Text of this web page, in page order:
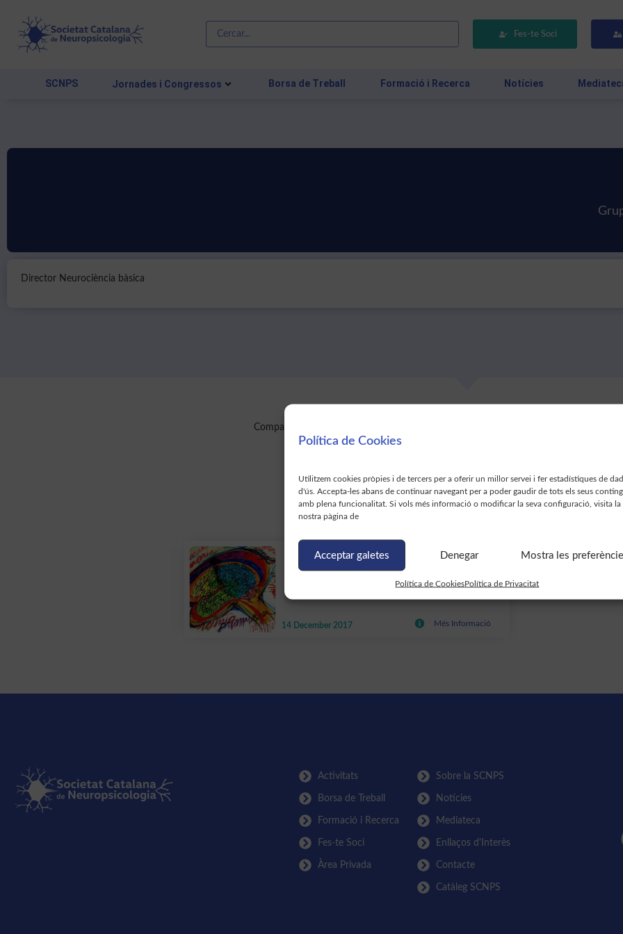
Política de Cookies
Utilitzem cookies pròpies i de tercers per a oferir un millor servei i fer estadístiques de
d'ús. Accepta-les abans de continuar navegant per a poder gaudir de tots els seus
amb plena funcionalitat. Si vols més informació o modificar la seva configuració, visita la
nostra pàgina de
Acceptar galetes Denegar Mostra les
Política de CookiesPolítica de Privacitat
Fes-te Soci
SCNPS Jornades i Congressos Borsa de Treball Formació i Recerca Notícies
Director Neurociència bàsica
Comparteix aquesta fitxa a:
Ponències de Diego Redolar Ripoll
Neuropsicologia Clínica i en investigació
14 December 2017 Més Informació
Activitats
Borsa de Treball
Formació i Recerca
Fes-te Soci
Àrea Privada
Sobre la SCNPS
Notícies
Mediateca
Enllaços d'Interès
Contacte
Catàleg SCNPS